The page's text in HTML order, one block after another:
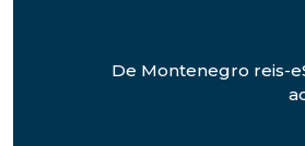
De Montenegro reis-